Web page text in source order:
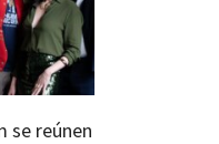
se reúnen